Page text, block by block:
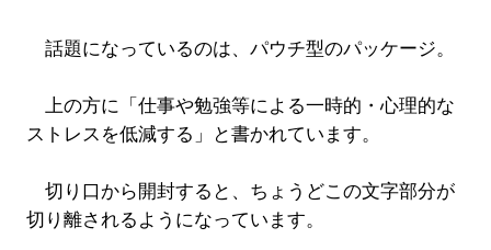
話題になっているのは、パウチ型のパッケージ。
上の方に「仕事や勉強等による一時的・心理的な
ストレスを低減する」と書かれています。
切り口から開封すると、ちょうどこの文字部分が
切り離されるようになっています。